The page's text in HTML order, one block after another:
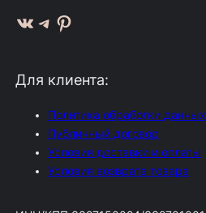
ВКонтакте Telegram Pinterest
Для клиента:
Политика обработки данных
Публичный договор
Условия доставки и оплаты
Условия возврата товара